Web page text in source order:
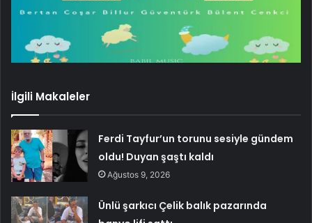
İlgili Makaleler
Ferdi Tayfur’un torunu sesiyle gündem
oldu! Duyan şaştı kaldı
Ağustos 9, 2026
Ünlü şarkıcı Çelik balık pazarında